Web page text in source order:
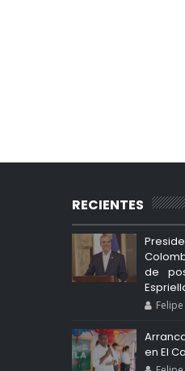
RECIENTES
de
en El